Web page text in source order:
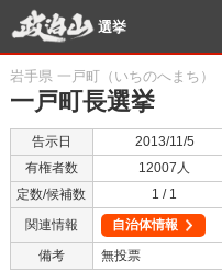
選挙
岩手県 一戸町（いちのへまち）
一戸町長選挙
告示日 2013/11/5
有権者数
12007人
定数/候補数
1 / 1
関連情報
自治体情報
備考
無投票